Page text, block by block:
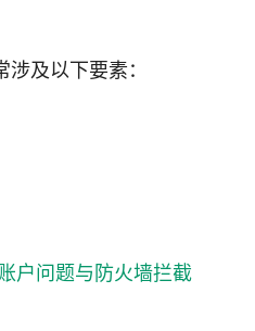
及以下要素：
户问题与防火墙拦截